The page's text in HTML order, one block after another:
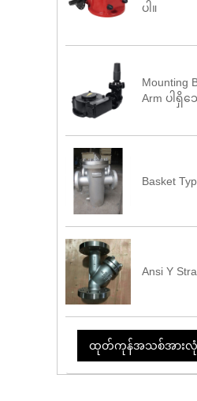
ပါ။
Mounting
Arm ပါရှိသ
Basket
Ansi Y
ထုတ်ကုန်အသစ်အားလုံ